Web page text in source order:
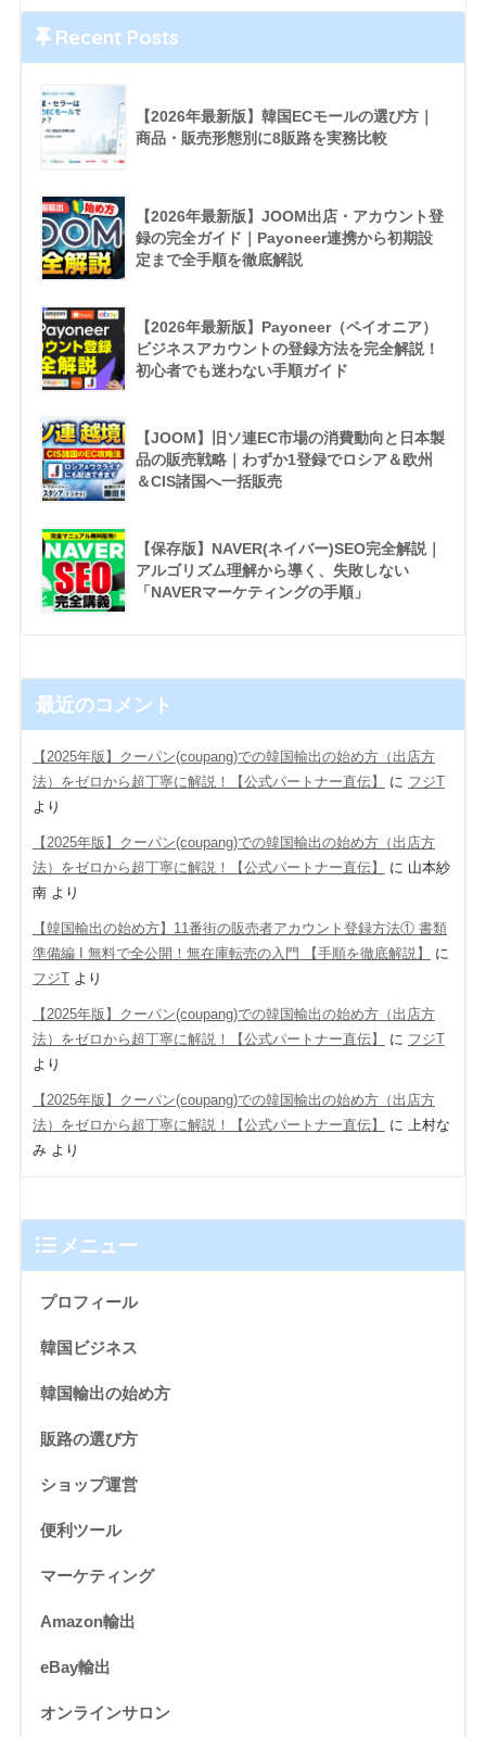
Recent Posts
【2026年最新版】韓国ECモールの選び方｜
商品・販売形態別に8販路を実務比較
【2026年最新版】JOOM出店・アカウント登
録の完全ガイド｜Payoneer連携から初期設
定まで全手順を徹底解説
【2026年最新版】Payoneer（ペイオニア）
ビジネスアカウントの登録方法を完全解説！
初心者でも迷わない手順ガイド
【JOOM】旧ソ連EC市場の消費動向と日本製
品の販売戦略｜わずか1登録でロシア＆欧州
＆CIS諸国へ一括販売
【保存版】NAVER(ネイバー)SEO完全解説｜
アルゴリズム理解から導く、失敗しない
「NAVERマーケティングの手順」
最近のコメント
【2025年版】クーパン(coupang)での韓国輸出の始め方（出店方
法）をゼロから超丁寧に解説！【公式パートナー直伝】
に フジT
より
【2025年版】クーパン(coupang)での韓国輸出の始め方（出店方
法）をゼロから超丁寧に解説！【公式パートナー直伝】
に 山本紗
南より
【韓国輸出の始め方】11番街の販売者アカウント登録方法① 書類
準備編 Ι 無料で全公開！無在庫転売の入門 【手順を徹底解説】
に
フジTより
【2025年版】クーパン(coupang)での韓国輸出の始め方（出店方
法）をゼロから超丁寧に解説！【公式パートナー直伝】
に フジT
より
【2025年版】クーパン(coupang)での韓国輸出の始め方（出店方
法）をゼロから超丁寧に解説！【公式パートナー直伝】
に
上村な
みより
メニュー
プロフィール
韓国ビジネス
韓国輸出の始め方
販路の選び方
ショップ運営
便利ツール
マーケティング
Amazon輸出
eBay輸出
オンラインサロン